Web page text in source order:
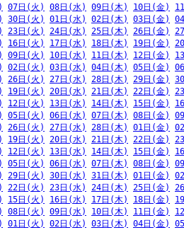
07日(火) 08日(水) 09日(木) 10日(金)
30日(火) 01日(水) 02日(木) 03日(金)
23日(火) 24日(水) 25日(木) 26日(金)
16日(火) 17日(水) 18日(木) 19日(金)
09日(火) 10日(水) 11日(木) 12日(金)
02日(火) 03日(水) 04日(木) 05日(金)
26日(火) 27日(水) 28日(木) 29日(金)
19日(火) 20日(水) 21日(木) 22日(金)
12日(火) 13日(水) 14日(木) 15日(金)
05日(火) 06日(水) 07日(木) 08日(金)
26日(火) 27日(水) 28日(木) 01日(金)
19日(火) 20日(水) 21日(木) 22日(金)
12日(火) 13日(水) 14日(木) 15日(金)
05日(火) 06日(水) 07日(木) 08日(金)
29日(火) 30日(水) 31日(木) 01日(金)
22日(火) 23日(水) 24日(木) 25日(金)
15日(火) 16日(水) 17日(木) 18日(金)
08日(火) 09日(水) 10日(木) 11日(金)
01日(火) 02日(水) 03日(木) 04日(金)